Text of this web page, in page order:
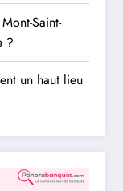
Saint-
?
un haut lieu